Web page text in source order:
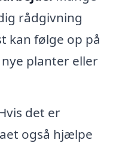
rådgivning
kan følge op på
planter eller
det er
også hjælpe